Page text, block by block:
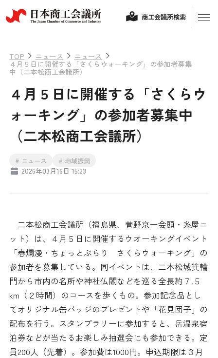
経営相談
融資制度・補助金
検定試験
ビジネス交流
海外ビジネス・貿易証明
情報提供・広報
その他サービス
調査・研究
日本商工会議所とは
組織概要
役員紹介
日商のあゆみ
委員会・専門委員会
商工会議所検索
TOP ニュース ニュース
４月５日に開催する「さくらウォーキング」の参加者募集
中（二本松商工会議所）
４月５日に開催する「さくらウ
ォーキング」の参加者募集中
（二本松商工会議所）
# ニュース # 地域振興
2026年03月16日 15:23
二本松商工会議所（福島県、菅野京一会頭・糸屋ニ
ット）は、４月５日に開催するウオーキングイベント
「春爛漫・ちょっとぶらり さくらウォーキング」の
参加者を募集している。同イベントは、二本松城箕輪
門から市内の名所や神社仏閣などを巡る全長約７.５
km（２時間）のコースを歩くもの。参加記念品とし
てオリジナル缶バッジのプレゼントや「花見団子」の
配布を行う。スタンプラリーに参加すると、岳温泉宿
泊券などが当たるお楽しみ抽選会にも参加できる。定
員200人（先着）。参加費は1000円。申込期限は３月